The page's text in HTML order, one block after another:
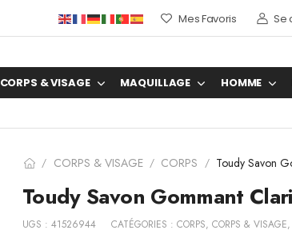
Mes Favoris Se
CORPS & VISAGE MAQUILLAGE HOMME
/ CORPS & VISAGE / CORPS /
Toudy Savon Gommant
UGS : 41526944 CATÉGORIES : CORPS, CORPS & VISAGE,